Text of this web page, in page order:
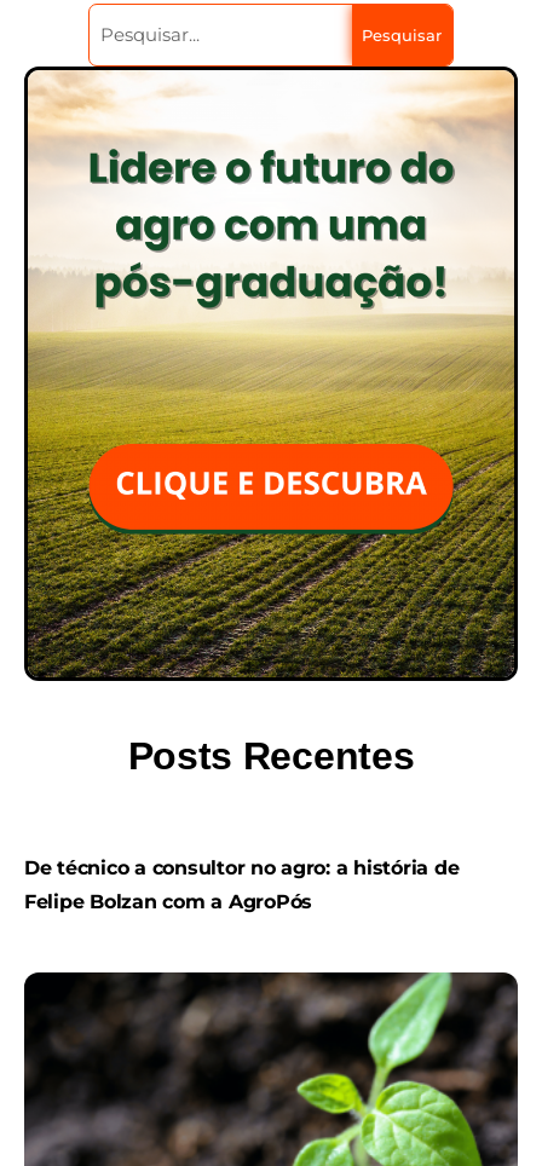
Pesquisar
Posts Recentes
De técnico a consultor no agro: a história de
Felipe Bolzan com a AgroPós